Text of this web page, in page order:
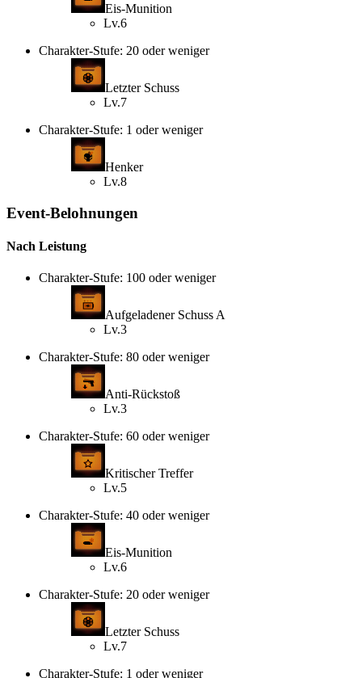
Eis-Munition
Lv.6
Charakter-Stufe: 20 oder weniger
Letzter Schuss
Lv.7
Charakter-Stufe: 1 oder weniger
Henker
Lv.8
Event-Belohnungen
Nach Leistung
Charakter-Stufe: 100 oder weniger
Aufgeladener Schuss A
Lv.3
Charakter-Stufe: 80 oder weniger
Anti-Rückstoß
Lv.3
Charakter-Stufe: 60 oder weniger
Kritischer Treffer
Lv.5
Charakter-Stufe: 40 oder weniger
Eis-Munition
Lv.6
Charakter-Stufe: 20 oder weniger
Letzter Schuss
Lv.7
Charakter-Stufe: 1 oder weniger